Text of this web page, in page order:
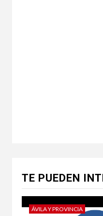
TE PUEDEN
ÁVILA Y PROVINCIA